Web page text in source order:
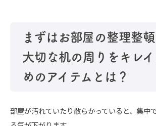
まずはお部屋の整理整
大切な机の周りをキレ
めのアイテムとは？
部屋が汚れていたり散らかっていると、集中